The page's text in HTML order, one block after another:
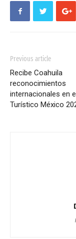
Previous article
Recibe Coahuila
reconocimientos
internacionales en
Turístico México